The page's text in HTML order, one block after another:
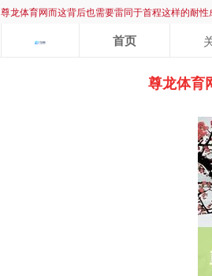
尊龙体育网而这背后也需要雷同于首程这样的耐
首页
尊龙体育